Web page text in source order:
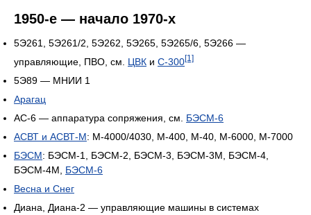
1950-е — начало 1970-х
5Э261, 5Э261/2, 5Э262, 5Э265, 5Э265/6, 5Э266 —
управляющие, ПВО, см. ЦВК и С-300[1]
5Э89 — МНИИ 1
Арагац
АС-6 — аппаратура сопряжения, см. БЭСМ-6
АСВТ и АСВТ-М: М-4000/4030, М-400, М-40, М-6000, М-7000
БЭСМ: БЭСМ-1, БЭСМ-2, БЭСМ-3, БЭСМ-3М, БЭСМ-4,
БЭСМ-4М, БЭСМ-6
Весна и Снег
Диана, Диана-2 — управляющие машины в системах